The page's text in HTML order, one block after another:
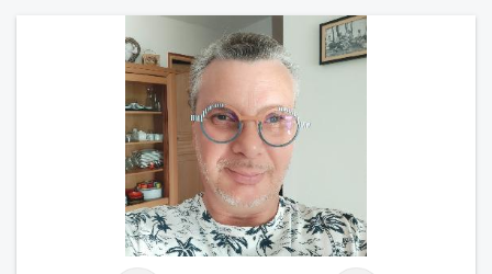
temps de discuter… et laissons l’avenir nous guider